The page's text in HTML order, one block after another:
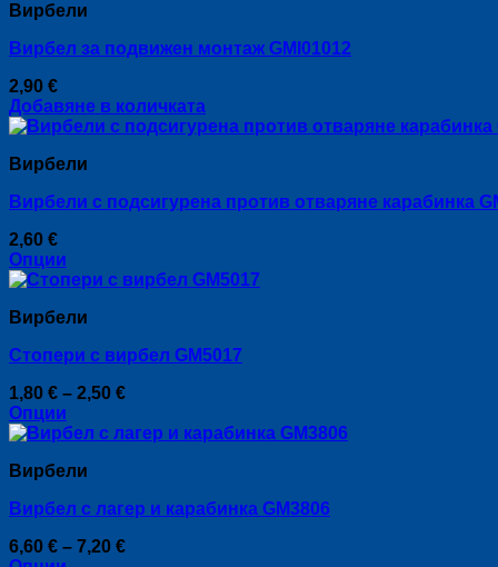
on
the
product
page
has
variants.
options
may
be
on
the
product
page
Вирбели
Вирбел за подвижен монтаж GMI01012
2,90 €
Добавяне в количката
Вирбели
Вирбели с подсигурена против отваряне карабинка
2,60 €
Опции
This
has
variants.
options
may
be
on
the
product
page
Вирбели
Стопери с вирбел GM5017
1,80 € – 2,50 €Price
1,80 €
Опции
This
has
variants.
options
Вирбели
Вирбел с лагер и карабинка GM3806
6,60 € – 7,20 €Price